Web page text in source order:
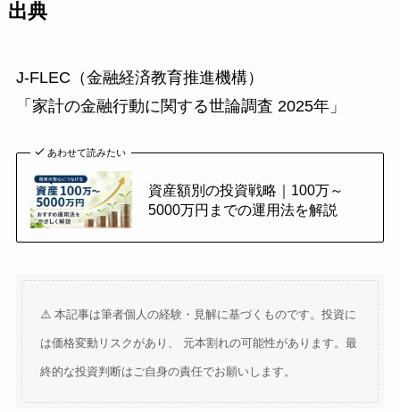
出典
J-FLEC（金融経済教育推進機構）
「家計の金融行動に関する世論調査 2025年」
あわせて読みたい
資産額別の投資戦略｜100万～
5000万円までの運用法を解説
⚠️ 本記事は筆者個人の経験・見解に基づくものです。投資に
は価格変動リスクがあり、 元本割れの可能性があります。最
終的な投資判断はご自身の責任でお願いします。